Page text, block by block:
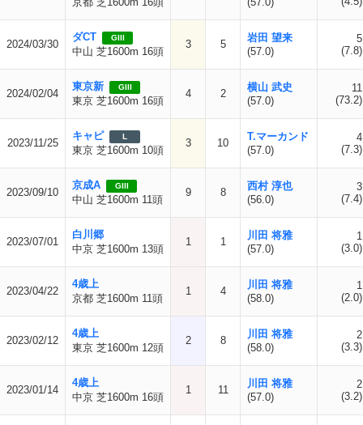
2024/03/30
ダCT GIII
中山 芝1600m 16頭
3 5
岩田 望来
(57.0)
5
(7.8)
2024/02/04
東京新 GIII
東京 芝1600m 16頭
4 2
横山 武史
(57.0)
11
(73.2)
2023/11/25
キャピ L
東京 芝1600m 10頭
3 10
T.マーカンド
(57.0)
4
(7.3)
2023/09/10
京成A GIII
中山 芝1600m 11頭
9 8
西村 淳也
(56.0)
3
(7.4)
2023/07/01
白川郷
中京 芝1600m 13頭
1 1
川田 将雅
(57.0)
1
(3.0)
2023/04/22
4歳上
京都 芝1600m 11頭
1 4
川田 将雅
(58.0)
1
(2.0)
2023/02/12
4歳上
東京 芝1600m 12頭
2 8
川田 将雅
(58.0)
2
(3.3)
2023/01/14
4歳上
中京 芝1600m 16頭
1 11
川田 将雅
(57.0)
2
(3.2)